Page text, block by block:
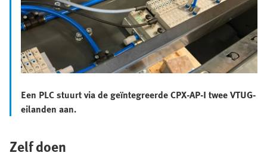
Een PLC stuurt via de geïntegreerde CPX-AP-I twee VTUG-
eilanden aan.
Zelf doen